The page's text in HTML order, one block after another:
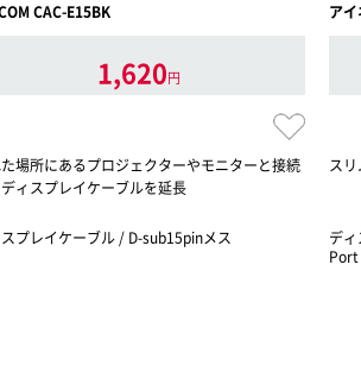
CAC-E15BK
1,620円
場所にあるプロジェクターやモニターと接続
ィスプレイケーブルを延長
プレイケーブル / D-sub15pinメス
ア
ス
デ
Port